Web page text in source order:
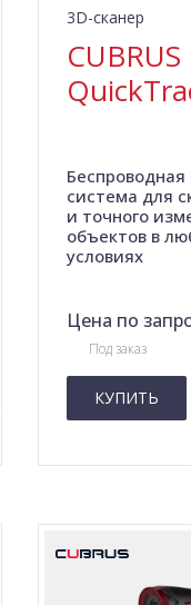
3D-сканер
CUBRUS
Беспроводная
система для
и точного
объектов в
условиях
Цена по
Под заказ
КУПИТЬ